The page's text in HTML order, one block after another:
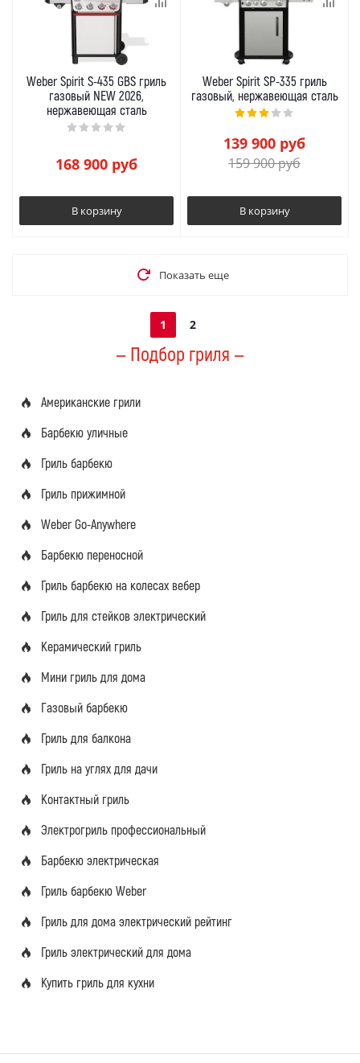
Weber Spirit S-435 GBS гриль
газовый NEW 2026,
нержавеющая сталь
168 900 руб
В корзину
Weber Spirit SP-335 гриль
газовый, нержавеющая сталь
139 900 руб
159 900руб
В корзину
Показать еще
1 2
— Подбор гриля —
Американские грили
Барбекю уличные
Гриль барбекю
Гриль прижимной
Weber Go-Anywhere
Барбекю переносной
Гриль барбекю на колесах вебер
Гриль для стейков электрический
Керамический гриль
Мини гриль для дома
Газовый барбекю
Гриль для балкона
Гриль на углях для дачи
Контактный гриль
Электрогриль профессиональный
Барбекю электрическая
Гриль барбекю Weber
Гриль для дома электрический рейтинг
Гриль электрический для дома
Купить гриль для кухни